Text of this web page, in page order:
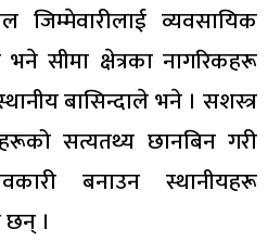
जिम्मेवारीलाई व्यवसायिक
सीमा क्षेत्रका नागरिकहरू
बासिन्दाले भने । सशस्त्र
सत्यतथ्य छानबिन गरी
बनाउन स्थानीयहरू
।